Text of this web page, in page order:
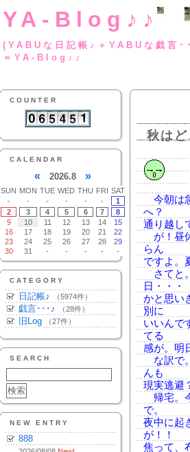
YA-Blog♪♪
(YABUな日記帳♪
＝YA-Blog♪♪
COUNTER
CALENDAR
« 2026.8 »
SUN MON TUE WED THU FRI SAT
-
- - - - -
1
2
3 4 5 6 7
8
9
10 11 12 13 14
15
16
17 18 19 20 21
22
23
24 25 26 27 28
29
30
31 - - - - -
CATEGORY
日記帳♪ （5974件）
戯言･･･♪ （28件）
旧Log （27件）
SEARCH
NEW ENTRY
888
秋は
今朝は
へ？
通り越し
が！昼
らん
ですよ。
さてと
日・・・
かと思い
別に
いいんで
てる
感が。明
な訳で
んも
現実逃避
帰宅。
で。
夜中に起
が！！
焦って、